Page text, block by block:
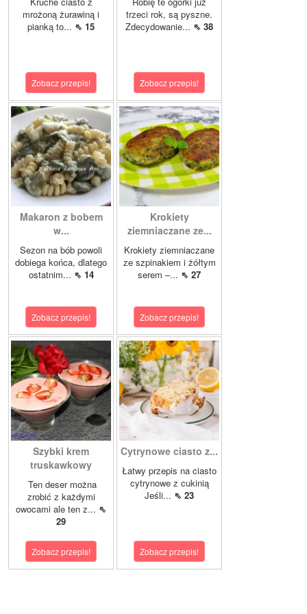
mrożoną żurawiną i
pianką to... ⇖ 15
Zobacz przepis!
trzeci rok, są pyszne.
Zdecydowanie... ⇖ 38
Zobacz przepis!
Makaron z bobem
w...
Sezon na bób powoli
dobiega końca, dlatego
ostatnim... ⇖ 14
Zobacz przepis!
Krokiety
ziemniaczane ze...
Krokiety ziemniaczane
ze szpinakiem i żółtym
serem –... ⇖ 27
Zobacz przepis!
Szybki krem
truskawkowy
Ten deser można
zrobić z każdymi
owocami ale ten z... ⇖
29
Zobacz przepis!
Cytrynowe ciasto z...
Łatwy przepis na ciasto
cytrynowe z cukinią
Jeśli... ⇖ 23
Zobacz przepis!